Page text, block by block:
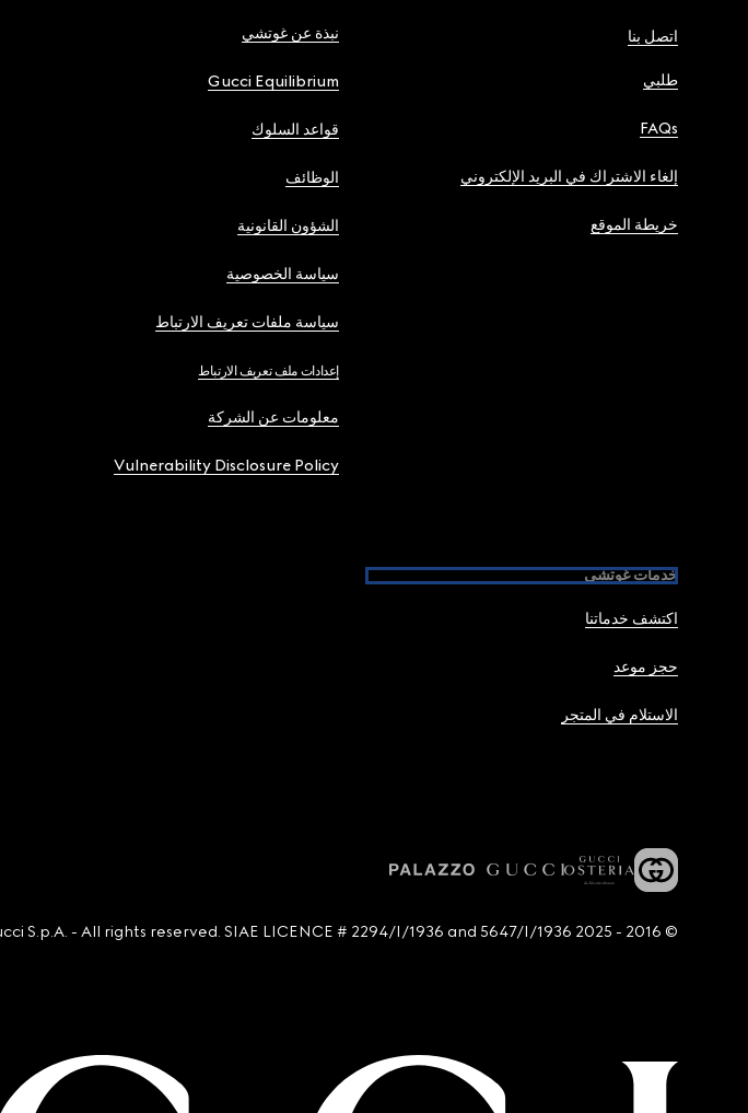
اتصل بنا
طلبي
FAQs
إلغاء الاشتراك في البريد الإلكتروني
خريطة الموقع
نبذة عن غوتشي
Gucci Equilibrium
قواعد السلوك
الوظائف
الشؤون القانونية
سياسة الخصوصية
سياسة ملفات تعريف الارتباط
إعدادات ملف تعريف الارتباط
معلومات عن الشركة
Vulnerability Disclosure Policy
خدمات غوتشي
اكتشف خدماتنا
حجز موعد
الاستلام في المتجر
© 2016 - 2025 Guccio Gucci S.p.A. - All rights reserved. SIAE LICENCE # 2294/I/1936 and 5647/I/1936